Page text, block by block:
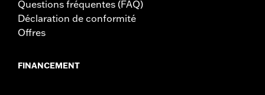
Questions fréquentes (FAQ)
Déclaration de conformité
Offres
FINANCEMENT